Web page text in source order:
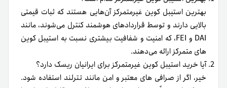
امتیاز شما به این مقاله
5
4
3
2
1
میانگین امتیازات ۵ از ۵
از مجموع۳ رای